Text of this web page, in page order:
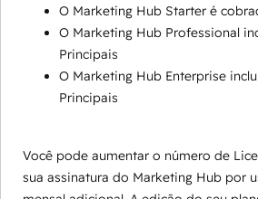
O Marketing Hub Starter é
O Marketing Hub Professional
Principais
O Marketing Hub Enterprise
Principais
Você pode aumentar o número de
sua assinatura do Marketing Hub por